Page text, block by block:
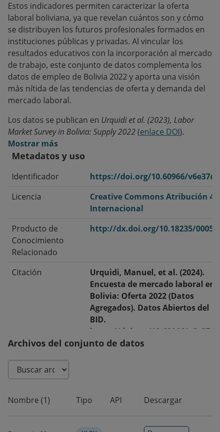
Estos indicadores permiten caracterizar la oferta
laboral boliviana, ya que revelan cuántos son y cómo
se distribuyen los futuros profesionales formados en
instituciones públicas y privadas. Al vincular los
resultados educativos con la incorporación al mercado
de trabajo, este conjunto de datos complementa los
datos de empleo de Bolivia 2022 y aporta una visión
más nítida de las tendencias de oferta y demanda del
mercado laboral.
Los datos se publican en Urquidi et al. (2023), Labor
Market Survey in Bolivia: Supply 2022(enlace DOI).
Mostrar más
Metadatos y uso
Identificador
https://doi.org/10.60966/
Licencia
Creative Commons Atribución
Internacional
Producto de
Conocimiento
Relacionado
http://dx.doi.org/10.18235/
Citación
Urquidi, Manuel, et al. (2024).
Encuesta de mercado laboral en
Bolivia: Oferta 2022 (Datos
Agregados). Datos Abiertos del
BID.
https://doi.org/10.60966/
publicación
modificación
Archivos del conjunto de datos
Nombre (1) Tipo API Descargar